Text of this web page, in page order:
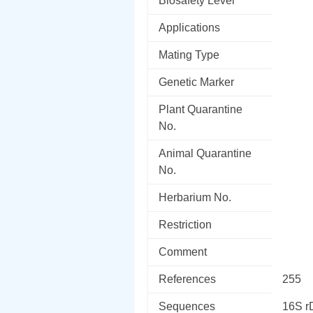
Applications
Mating Type
Genetic Marker
Plant Quarantine
No.
Animal Quarantine
No.
Herbarium No.
Restriction
Comment
References 255
Sequences 16S